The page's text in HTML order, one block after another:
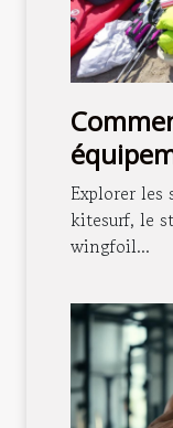
SUP et
Explorer les
kitesurf, le
wingfoil...